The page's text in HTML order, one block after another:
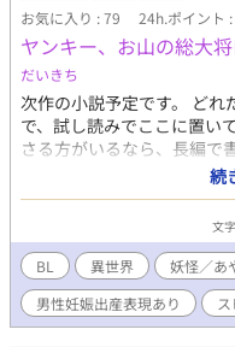
お気に入り : 79 24h.ポイント :
ヤンキー、お山の総大将
だいきち
次作の小説予定です。 どれ
で、試し読みでここに置い
さる方がいるなら、長編で
想などいただけたら励みに
産もの。 以下プロットと
くなら二人の出会いから
幕的なやつです（書いてす
く子も黙る大天狗。自己中
奈天嘉の現代風味異種間婚
た天嘉は、ありえない物を
メ、映画などの創作物でし
続
文
BL 異世界 妖怪／あ
男性妊娠出産表現あり